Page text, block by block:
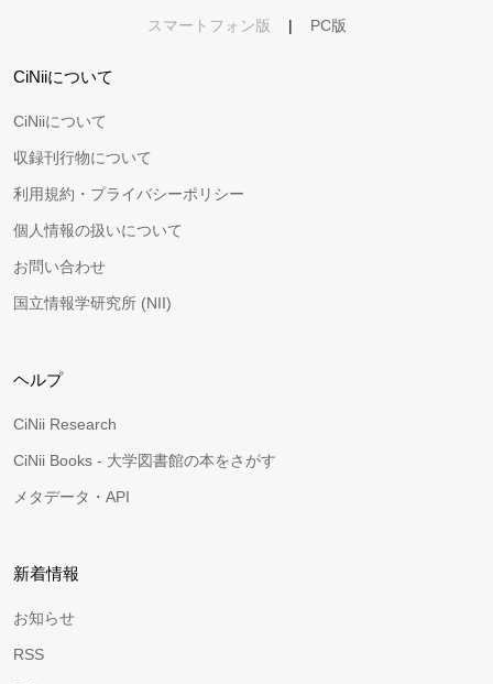
スマートフォン版 | PC版
CiNiiについて
CiNiiについて
収録刊行物について
利用規約・プライバシーポリシー
個人情報の扱いについて
お問い合わせ
国立情報学研究所 (NII)
ヘルプ
CiNii Research
CiNii Books - 大学図書館の本をさがす
メタデータ・API
新着情報
お知らせ
RSS